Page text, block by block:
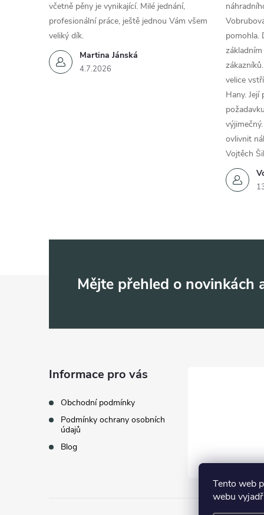
Tento web
webu
Martina Jánská
4.7.2026
včetně pěny je vynikající. Milé jednání,
profesionální práce, ještě jednou Vám všem
veliký dík.
pomohla.
velice
Hany.
ovlivnit
Vojtěch
Mějte přehled o novinkách
Informace pro vás
Obchodní podmínky
Podmínky ochrany osobních
údajů
Blog